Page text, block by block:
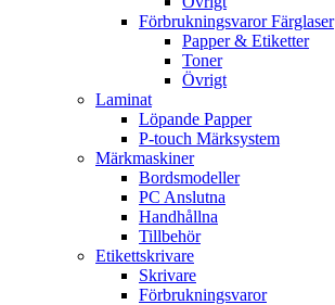
Förbrukningsvaror Färglaser
Papper & Etiketter
Toner
Övrigt
Laminat
Löpande Papper
P-touch Märksystem
Märkmaskiner
Bordsmodeller
PC Anslutna
Handhållna
Tillbehör
Etikettskrivare
Skrivare
Förbrukningsvaror